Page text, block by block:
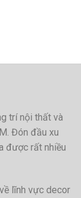
trí nội thất và
Đón đầu xu
được rất nhiều
lĩnh vực decor